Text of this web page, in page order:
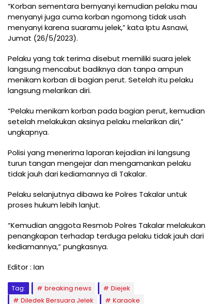
“Korban sementara bernyanyi kemudian pelaku mau
menyanyi juga cuma korban ngomong tidak usah
menyanyi karena suaramu jelek,” kata Iptu Asnawi,
Jumat (26/5/2023).
Pelaku yang tak terima disebut memiliki suara jelek
langsung mencabut badiknya dan tanpa ampun
menikam korban di bagian perut. Setelah itu pelaku
langsung melarikan diri.
“Pelaku menikam korban pada bagian perut, kemudian
setelah melakukan aksinya pelaku melarikan diri,”
ungkapnya.
Polisi yang menerima laporan kejadian ini langsung
turun tangan mengejar dan mengamankan pelaku
tidak jauh dari kediamannya di Takalar.
Pelaku selanjutnya dibawa ke Polres Takalar untuk
proses hukum lebih lanjut.
“Kemudian anggota Resmob Polres Takalar melakukan
penangkapan terhadap terduga pelaku tidak jauh dari
kediamannya,” pungkasnya.
Editor : Ian
Tag: breaking news
Diejek
Diledek Bersuara Jelek
Karaoke